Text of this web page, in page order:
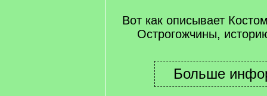
Вот как описывает
Острогожчины,